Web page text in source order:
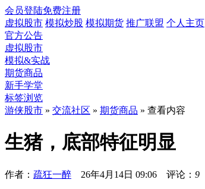
会员登陆免费注册
虚拟股市 模拟炒股 模拟期货 推广联盟 个人主页
官方公告
虚拟股市
模拟&实战
期货商品
新手学堂
标签浏览
游侠股市 » 交流社区 » 期货商品 » 查看内容
生猪，底部特征明显
作者： 疏狂一醉 26年4月14日 09:06 评论： 9